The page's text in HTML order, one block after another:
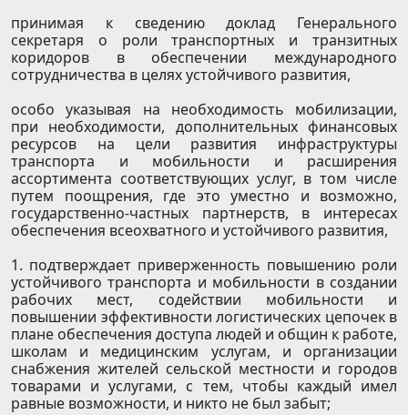
принимая к сведению доклад Генерального
секретаря о роли транспортных и транзитных
коридоров в обеспечении международного
сотрудничества в целях устойчивого развития,
особо указывая на необходимость мобилизации,
при необходимости, дополнительных финансовых
ресурсов на цели развития инфраструктуры
транспорта и мобильности и расширения
ассортимента соответствующих услуг, в том числе
путем поощрения, где это уместно и возможно,
государственно-частных партнерств, в интересах
обеспечения всеохватного и устойчивого развития,
1. подтверждает приверженность повышению роли
устойчивого транспорта и мобильности в создании
рабочих мест, содействии мобильности и
повышении эффективности логистических цепочек в
плане обеспечения доступа людей и общин к работе,
школам и медицинским услугам, и организации
снабжения жителей сельской местности и городов
товарами и услугами, с тем, чтобы каждый имел
равные возможности, и никто не был забыт;